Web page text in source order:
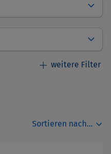
Sortieren nach...